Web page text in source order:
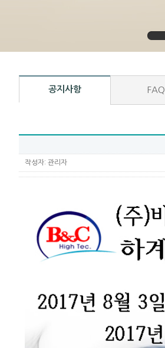
공지사항 FAQ
작성자: 관리자